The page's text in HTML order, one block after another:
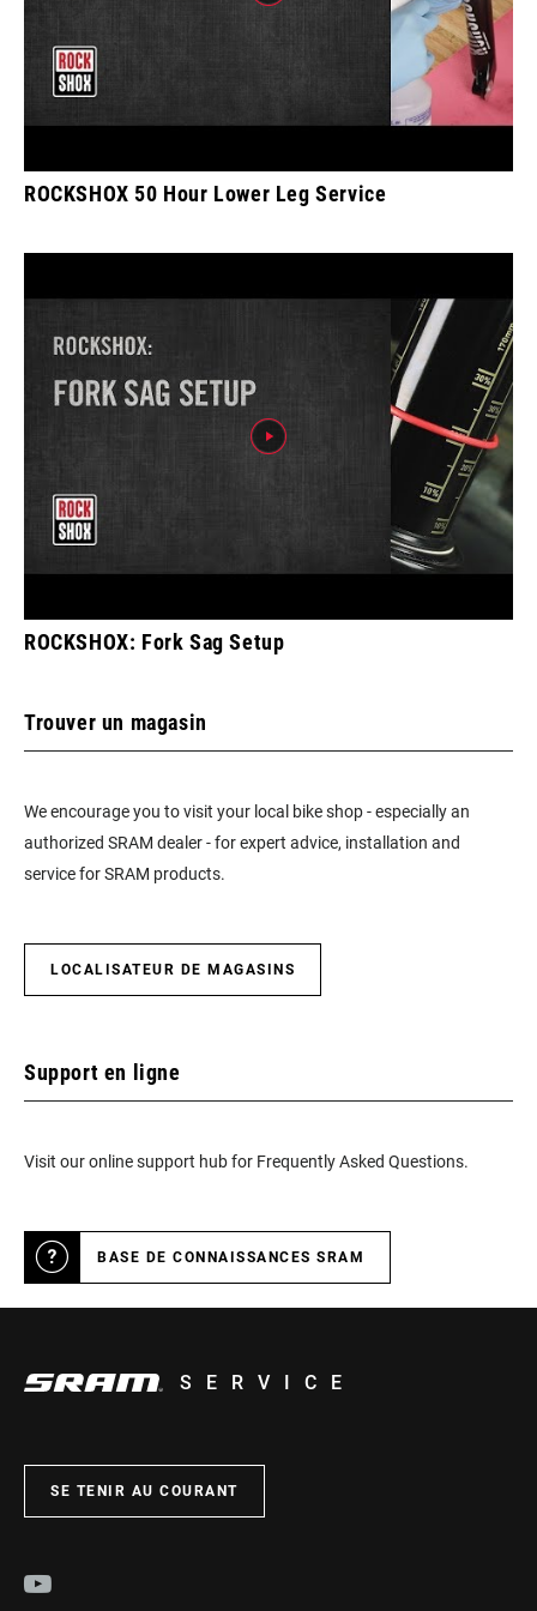
ROCKSHOX 50 Hour Lower Leg Service
ROCKSHOX: Fork Sag Setup
Trouver un magasin
We encourage you to visit your local bike shop - especially an
authorized SRAM dealer - for expert advice, installation and
service for SRAM products.
LOCALISATEUR DE MAGASINS
Support en ligne
Visit our online support hub for Frequently Asked Questions.
BASE DE CONNAISSANCES SRAM
SERVICE
SE TENIR AU COURANT